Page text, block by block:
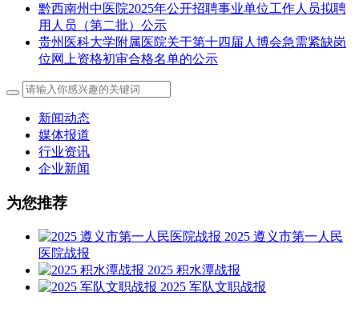
黔西南州中医院2025年公开招聘事业单位工作人员拟聘
用人员（第二批）公示
贵州医科大学附属医院关于第十四届人博会急需紧缺岗
位网上资格初审合格名单的公示
新闻动态
媒体报道
行业资讯
企业新闻
为您推荐
2025 遵义市第一人民
医院战报
2025 积水潭战报
2025 军队文职战报